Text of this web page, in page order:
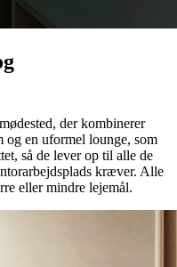
der kombinerer
en uformel lounge, som
så de lever op til alle de
kræver. Alle
eller mindre lejemål.